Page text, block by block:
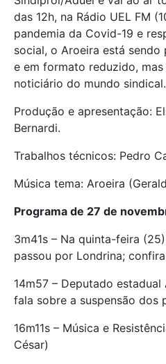
das 12h, na Rádio UEL FM
pandemia da Covid-19 e
social, o Aroeira está
e em formato reduzido,
noticiário do mundo sindical.
Produção e apresentação:
Bernardi.
Trabalhos técnicos: Pedro
Música tema: Aroeira
Programa de 27 de
3m41s – Na quinta-feira
passou por Londrina;
14m57 – Deputado
fala sobre a suspensão dos
16m11s – Música e
César)